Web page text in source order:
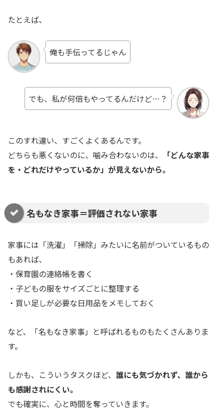
たとえば、
俺も手伝ってるじゃん
でも、私が何倍もやってるんだけど…？
このすれ違い、すごくよくあるんです。
どちらも悪くないのに、噛み合わないのは、
「どんな家事
を・どれだけやっているか」が見えないから。
名もなき家事＝評価されない家事
家事には「洗濯」「掃除」みたいに名前がついているもの
もあれば、
・保育園の連絡帳を書く
・子どもの服をサイズごとに整理する
・買い足しが必要な日用品をメモしておく
など、「名もなき家事」と呼ばれるものもたくさんありま
す。
しかも、こういうタスクほど、 誰にも気づかれず、誰から
も感謝されにくい。
でも確実に、心と時間を奪っていきます。